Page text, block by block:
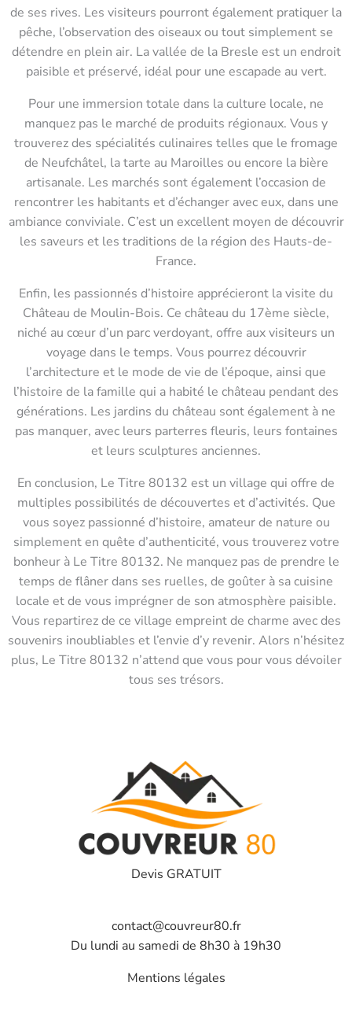
de ses rives. Les visiteurs pourront également pratiquer la
pêche, l’observation des oiseaux ou tout simplement se
détendre en plein air. La vallée de la Bresle est un endroit
paisible et préservé, idéal pour une escapade au vert.
Pour une immersion totale dans la culture locale, ne
manquez pas le marché de produits régionaux. Vous y
trouverez des spécialités culinaires telles que le fromage
de Neufchâtel, la tarte au Maroilles ou encore la bière
artisanale. Les marchés sont également l’occasion de
rencontrer les habitants et d’échanger avec eux, dans une
ambiance conviviale. C’est un excellent moyen de découvrir
les saveurs et les traditions de la région des Hauts-de-
France.
Enfin, les passionnés d’histoire apprécieront la visite du
Château de Moulin-Bois. Ce château du 17ème siècle,
niché au cœur d’un parc verdoyant, offre aux visiteurs un
voyage dans le temps. Vous pourrez découvrir
l’architecture et le mode de vie de l’époque, ainsi que
l’histoire de la famille qui a habité le château pendant des
générations. Les jardins du château sont également à ne
pas manquer, avec leurs parterres fleuris, leurs fontaines
et leurs sculptures anciennes.
En conclusion, Le Titre 80132 est un village qui offre de
multiples possibilités de découvertes et d’activités. Que
vous soyez passionné d’histoire, amateur de nature ou
simplement en quête d’authenticité, vous trouverez votre
bonheur à Le Titre 80132. Ne manquez pas de prendre le
temps de flâner dans ses ruelles, de goûter à sa cuisine
locale et de vous imprégner de son atmosphère paisible.
Vous repartirez de ce village empreint de charme avec des
souvenirs inoubliables et l’envie d’y revenir. Alors n’hésitez
plus, Le Titre 80132 n’attend que vous pour vous dévoiler
tous ses trésors.
Devis GRATUIT
contact@couvreur80.fr
Du lundi au samedi de 8h30 à 19h30
Mentions légales